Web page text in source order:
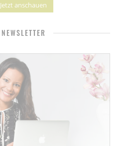
Jetzt anschauen
NEWSLETTER